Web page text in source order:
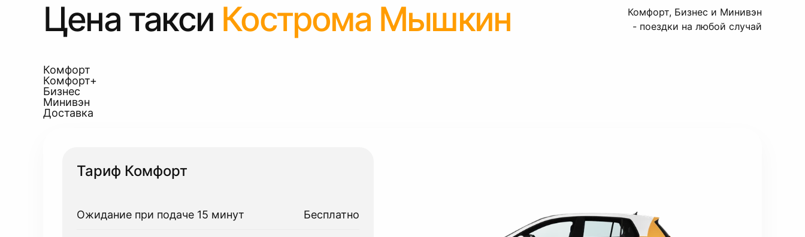
Цена такси Кострома Мышкин
Комфорт, Бизнес и Минивэн
- поездки на любой случай
Комфорт
Комфорт+
Бизнес
Минивэн
Доставка
Тариф Комфорт
Ожидание при подаче 15 минут Бесплатно